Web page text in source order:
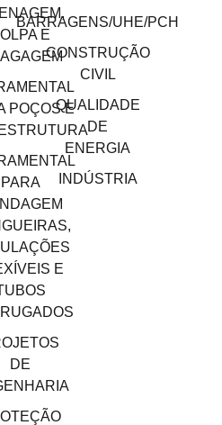
E
POÇOS E
PARA
E
DE
BARRAGENS/UHE/PCH
CONSTRUÇÃO
CIVIL
QUALIDADE
DE
ENERGIA
INDÚSTRIA